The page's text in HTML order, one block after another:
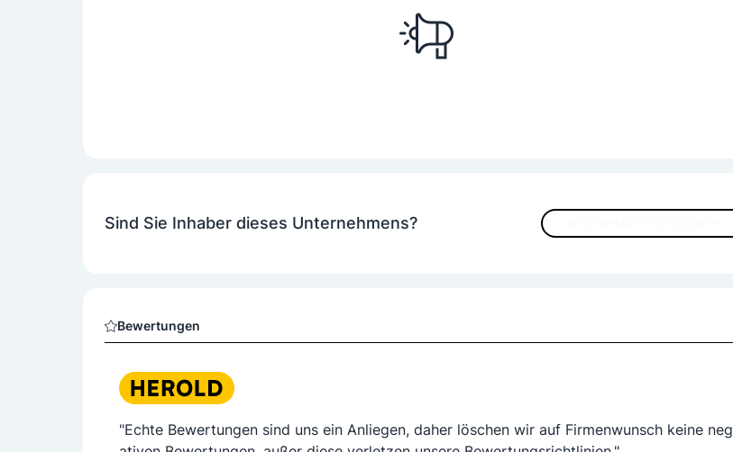
Sind Sie Inhaber dieses Unternehmens?
Bewertungen
"Echte Bewertungen sind uns ein Anliegen, daher löschen wir auf Firmenwunsch keine neg